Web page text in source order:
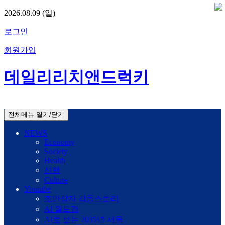
2026.08.09 (일)
로그인
회원가입
데일리리치앤드럭키
전체메뉴 열기/닫기
NEWS
Economy
Society
Health
선행
Culture
Youtube
조만장자 감동스토리
AI 월드컵
AI로 보는 2035년 서울